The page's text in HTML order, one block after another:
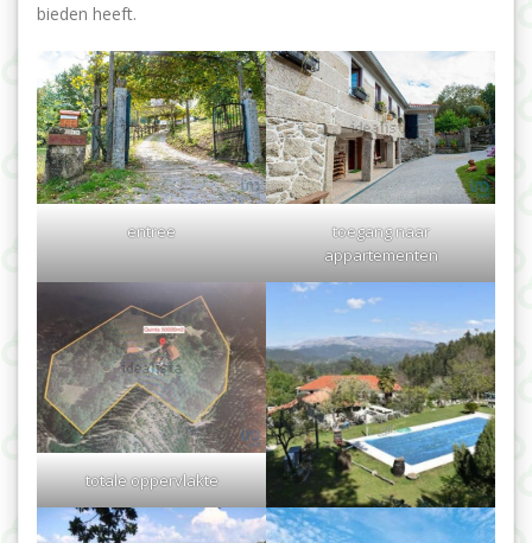
bieden heeft.
entree
toegang naar
appartementen
totale oppervlakte